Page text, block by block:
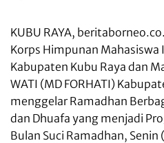
KUBU RAYA,
Korps Himpunan Mahasiswa
Kabupaten Kubu Raya dan
WATI (MD FORHATI)
menggelar Ramadhan
dan Dhuafa yang menjadi
Bulan Suci Ramadhan,